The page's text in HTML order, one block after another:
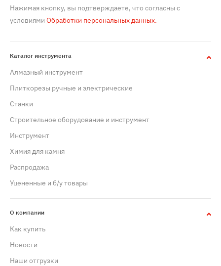
Нажимая кнопку, вы подтверждаете, что согласны с
условиями Обработки персональных данных.
Каталог инструмента
Алмазный инструмент
Плиткорезы ручные и электрические
Станки
Строительное оборудование и инструмент
Инструмент
Химия для камня
Распродажа
Уцененные и б/у товары
О компании
Как купить
Новости
Наши отгрузки